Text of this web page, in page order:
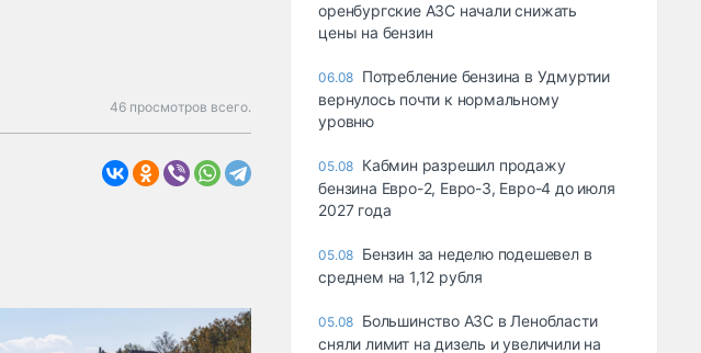
46 просмотров всего.
оренбургские АЗС начали снижать
цены на бензин
06.08 Потребление бензина в Удмуртии
вернулось почти к нормальному
уровню
05.08 Кабмин разрешил продажу
бензина Евро-2, Евро-3, Евро-4 до июля
2027 года
05.08 Бензин за неделю подешевел в
среднем на 1,12 рубля
05.08 Большинство АЗС в Ленобласти
сняли лимит на дизель и увеличили на